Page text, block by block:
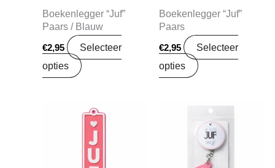
Boekenlegger “Juf”
Paars / Blauw
€2,95
Selecteer
opties
Boekenlegger “Juf”
Paars
€2,95
Selecteer
opties